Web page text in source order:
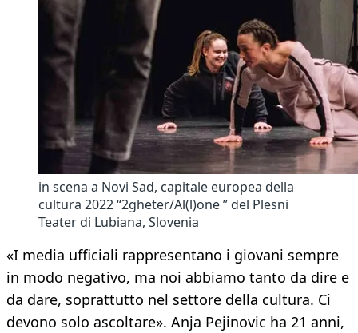
in scena a Novi Sad, capitale europea della
cultura 2022 “2gheter/Al(l)one ” del Plesni
Teater di Lubiana, Slovenia
«I media ufficiali rappresentano i giovani sempre
in modo negativo, ma noi abbiamo tanto da dire e
da dare, soprattutto nel settore della cultura. Ci
devono solo ascoltare». Anja Pejinovic ha 21 anni,